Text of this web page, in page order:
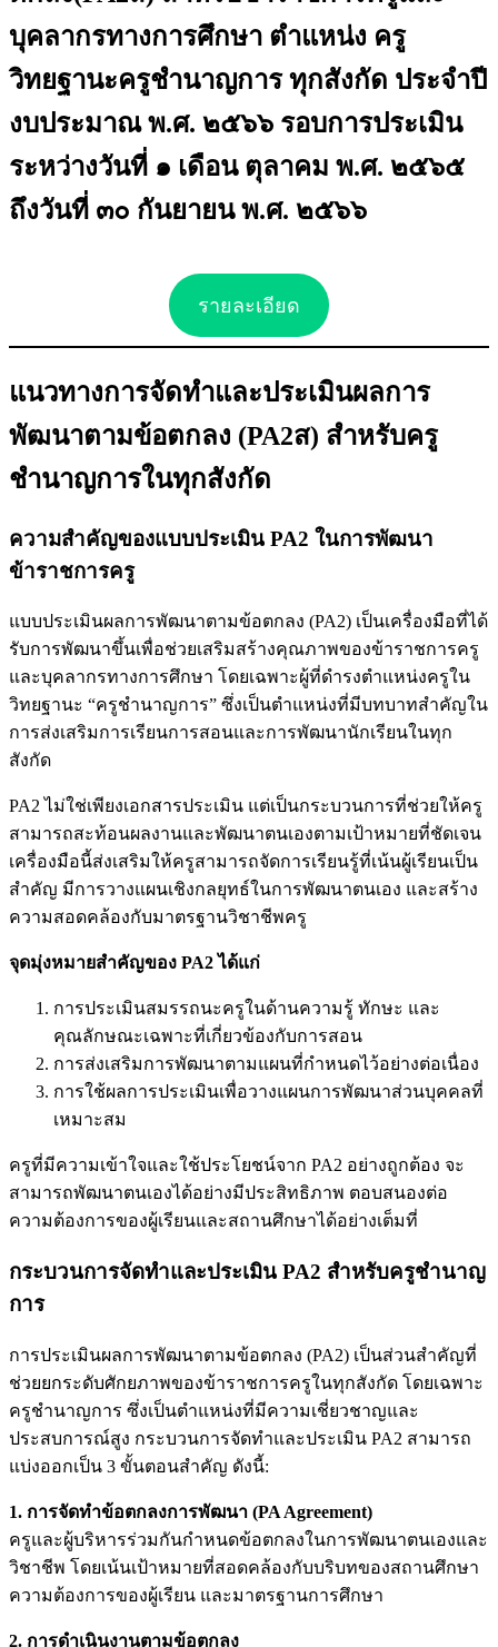
บุคลากรทางการศึกษา ตำแหน่ง ครู
วิทยฐานะครูชำนาญการ ทุกสังกัด ประจำปี
งบประมาณ พ.ศ. ๒๕๖๖ รอบการประเมิน
ระหว่างวันที่ ๑ เดือน ตุลาคม พ.ศ. ๒๕๖๕
ถึงวันที่ ๓๐ กันยายน พ.ศ. ๒๕๖๖
รายละเอียด
แนวทางการจัดทำและประเมินผลการ
พัฒนาตามข้อตกลง (PA2ส) สำหรับครู
ชำนาญการในทุกสังกัด
ความสำคัญของแบบประเมิน PA2 ในการพัฒนา
ข้าราชการครู
แบบประเมินผลการพัฒนาตามข้อตกลง (PA2) เป็นเครื่องมือที่ได้
รับการพัฒนาขึ้นเพื่อช่วยเสริมสร้างคุณภาพของข้าราชการครู
และบุคลากรทางการศึกษา โดยเฉพาะผู้ที่ดำรงตำแหน่งครูใน
วิทยฐานะ “ครูชำนาญการ” ซึ่งเป็นตำแหน่งที่มีบทบาทสำคัญใน
การส่งเสริมการเรียนการสอนและการพัฒนานักเรียนในทุก
สังกัด
PA2 ไม่ใช่เพียงเอกสารประเมิน แต่เป็นกระบวนการที่ช่วยให้ครู
สามารถสะท้อนผลงานและพัฒนาตนเองตามเป้าหมายที่ชัดเจน
เครื่องมือนี้ส่งเสริมให้ครูสามารถจัดการเรียนรู้ที่เน้นผู้เรียนเป็น
สำคัญ มีการวางแผนเชิงกลยุทธ์ในการพัฒนาตนเอง และสร้าง
ความสอดคล้องกับมาตรฐานวิชาชีพครู
จุดมุ่งหมายสำคัญของ PA2 ได้แก่
การประเมินสมรรถนะครูในด้านความรู้ ทักษะ และ
คุณลักษณะเฉพาะที่เกี่ยวข้องกับการสอน
การส่งเสริมการพัฒนาตามแผนที่กำหนดไว้อย่างต่อเนื่อง
การใช้ผลการประเมินเพื่อวางแผนการพัฒนาส่วนบุคคลที่
เหมาะสม
ครูที่มีความเข้าใจและใช้ประโยชน์จาก PA2 อย่างถูกต้อง จะ
สามารถพัฒนาตนเองได้อย่างมีประสิทธิภาพ ตอบสนองต่อ
ความต้องการของผู้เรียนและสถานศึกษาได้อย่างเต็มที่
กระบวนการจัดทำและประเมิน PA2 สำหรับครูชำนาญ
การ
การประเมินผลการพัฒนาตามข้อตกลง (PA2) เป็นส่วนสำคัญที่
ช่วยยกระดับศักยภาพของข้าราชการครูในทุกสังกัด โดยเฉพาะ
ครูชำนาญการ ซึ่งเป็นตำแหน่งที่มีความเชี่ยวชาญและ
ประสบการณ์สูง กระบวนการจัดทำและประเมิน PA2 สามารถ
แบ่งออกเป็น 3 ขั้นตอนสำคัญ ดังนี้:
1. การจัดทำข้อตกลงการพัฒนา (PA Agreement)
ครูและผู้บริหารร่วมกันกำหนดข้อตกลงในการพัฒนาตนเองและ
วิชาชีพ โดยเน้นเป้าหมายที่สอดคล้องกับบริบทของสถานศึกษา
ความต้องการของผู้เรียน และมาตรฐานการศึกษา
2. การดำเนินงานตามข้อตกลง